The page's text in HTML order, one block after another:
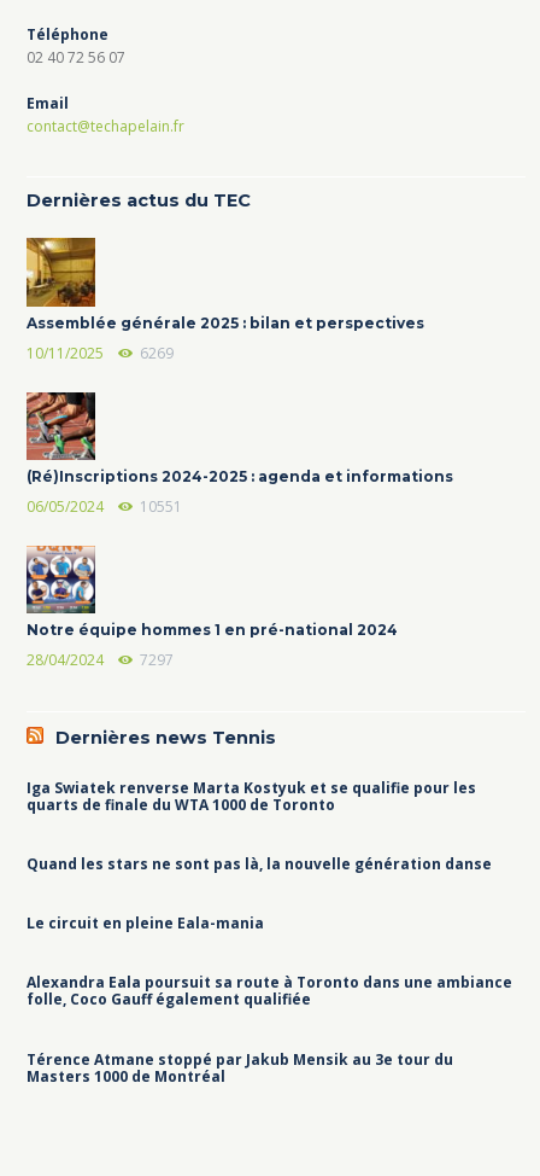
Téléphone
02 40 72 56 07
Email
contact@techapelain.fr
Dernières actus du TEC
Assemblée générale 2025 : bilan et perspectives
10/11/2025 6269
(Ré)Inscriptions 2024-2025 : agenda et informations
06/05/2024 10551
Notre équipe hommes 1 en pré-national 2024
28/04/2024 7297
Dernières news Tennis
Iga Swiatek renverse Marta Kostyuk et se qualifie pour les
quarts de finale du WTA 1000 de Toronto
Quand les stars ne sont pas là, la nouvelle génération danse
Le circuit en pleine Eala-mania
Alexandra Eala poursuit sa route à Toronto dans une ambiance
folle, Coco Gauff également qualifiée
Térence Atmane stoppé par Jakub Mensik au 3e tour du
Masters 1000 de Montréal